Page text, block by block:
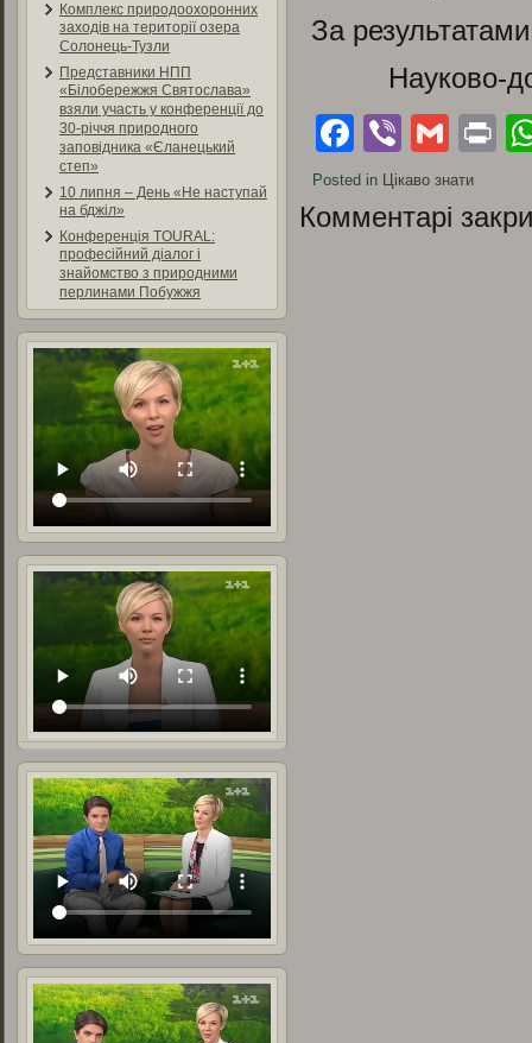
Комплекс природоохоронних
заходів на території озера
Солонець-Тузли
Представники НПП
«Білобережжя Святослава»
взяли участь у конференції до
30-річчя природного
заповідника «Єланецький
степ»
10 липня – День «Не наступай
на бджіл»
Конференція TOURAL:
професійний діалог і
знайомство з природними
перлинами Побужжя
За
Науково-
Facebook
Viber
Posted in Цікаво знати
Комментарі